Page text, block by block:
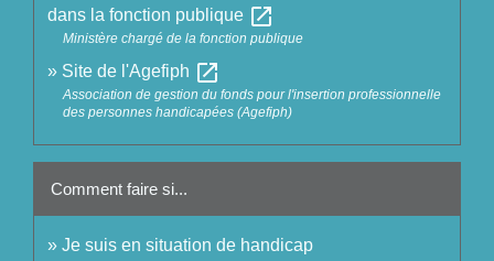
dans la fonction publique open_in_new
Ministère chargé de la fonction publique
Site de l'Agefiph open_in_new
Association de gestion du fonds pour l'insertion professionnelle
des personnes handicapées (Agefiph)
Comment faire si...
Je suis en situation de handicap